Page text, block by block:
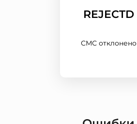
REJECTD
СМС отклонено